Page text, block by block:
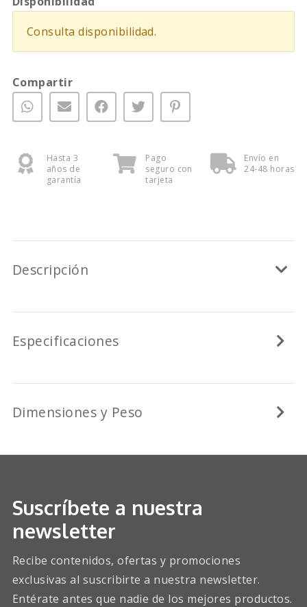
Consulta disponibilidad.
Compartir
Hasta 3
años de
garantía
Pago
seguro con
tarjeta
Envío en
24-48 horas
Descripción
Especificaciones
Dimensiones y Peso
Suscríbete a nuestra
newsletter
Recibe contenidos, ofertas y promociones
exclusivas al suscribirte a nuestra newsletter.
Entérate antes que nadie de los mejores productos.